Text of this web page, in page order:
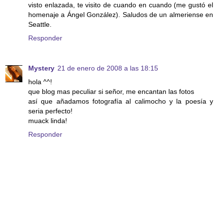
visto enlazada, te visito de cuando en cuando (me gustó el
homenaje a Ángel González). Saludos de un almeriense en
Seattle.
Responder
Mystery 21 de enero de 2008 a las 18:15
hola ^^!
que blog mas peculiar si señor, me encantan las fotos
así que añadamos fotografía al calimocho y la poesía y
seria perfecto!
muack linda!
Responder